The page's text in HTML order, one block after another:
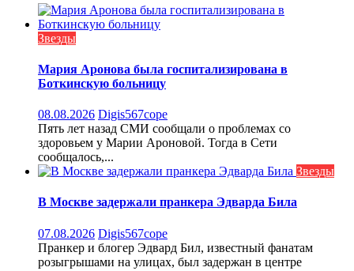
Звезды
Мария Аронова была госпитализирована в
Боткинскую больницу
08.08.2026 Digis567cope
Пять лет назад СМИ сообщали о проблемах со
здоровьем у Марии Ароновой. Тогда в Сети
сообщалось,...
Звезды
В Москве задержали пранкера Эдварда Била
07.08.2026 Digis567cope
Пранкер и блогер Эдвард Бил, известный фанатам
розыгрышами на улицах, был задержан в центре